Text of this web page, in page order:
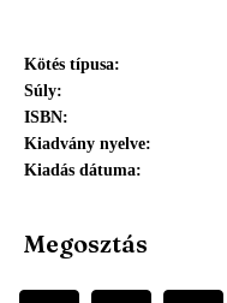
Kötés típusa
Súly
ISBN
Kiadvány nyelve
Kiadás dátuma
Megosztás